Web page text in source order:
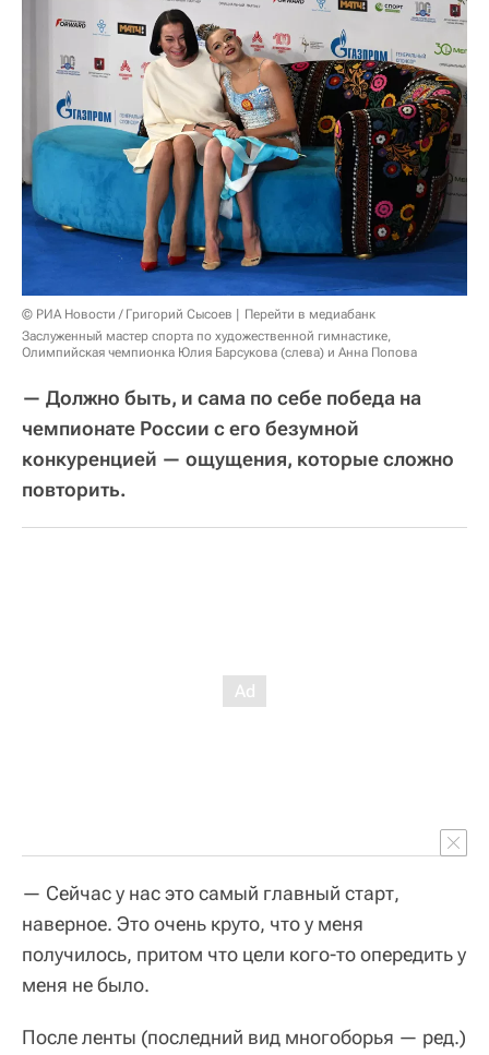
© РИА Новости / Григорий Сысоев
Перейти в медиабанк
Заслуженный мастер спорта по художественной гимнастике,
Олимпийская чемпионка Юлия Барсукова (слева) и Анна Попова
— Должно быть, и сама по себе победа на
чемпионате России с его безумной
конкуренцией — ощущения, которые сложно
повторить.
— Сейчас у нас это самый главный старт,
наверное. Это очень круто, что у меня
получилось, притом что цели кого-то опередить у
меня не было.
После ленты (последний вид многоборья — ред.)